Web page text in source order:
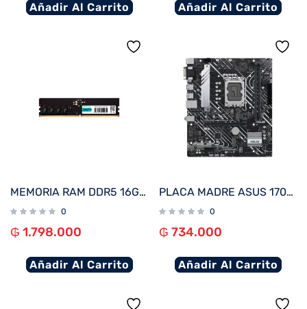
Añadir Al Carrito Añadir Al Carrito
MEMORIA RAM DDR5 16GB 5200 FTX 114970
0
₲ 1.798.000
Añadir Al Carrito
PLACA MADRE ASUS 1700 H610M-A D4 PRIME V/S/R/HDMI/DP/2M2/DDR4/USB3.2/MATX
0
₲ 734.000
Añadir Al Carrito